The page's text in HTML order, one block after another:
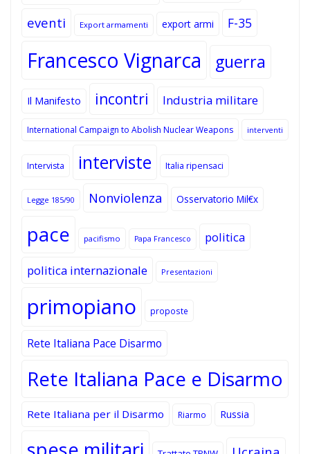
eventi Export armamenti export armi F-35
Francesco Vignarca guerra
Il Manifesto incontri Industria militare
International Campaign to Abolish Nuclear Weapons interventi
Intervista interviste Italia ripensaci
Legge 185/90 Nonviolenza Osservatorio Mil€x
pace pacifismo Papa Francesco politica
politica internazionale Presentazioni
primopiano proposte
Rete Italiana Pace Disarmo
Rete Italiana Pace e Disarmo
Rete Italiana per il Disarmo Riarmo Russia